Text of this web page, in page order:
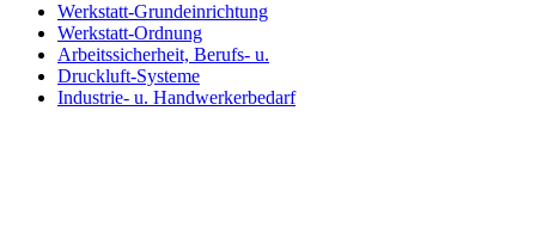
Werkstatt-Grundeinrichtung
Werkstatt-Ordnung
Arbeitssicherheit, Berufs- u.
Druckluft-Systeme
Industrie- u. Handwerkerbedarf